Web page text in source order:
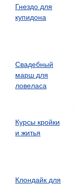
Гнездо для
купидона
Свадебный
марш для
ловеласа
Курсы кройки
и житья
Клондайк для